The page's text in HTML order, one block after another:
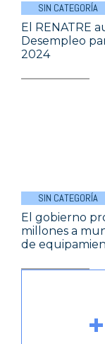
SIN CATEGORÍA
El RENATRE
Desempleo
2024
SIN CATEGORÍA
El gobierno
millones a
de